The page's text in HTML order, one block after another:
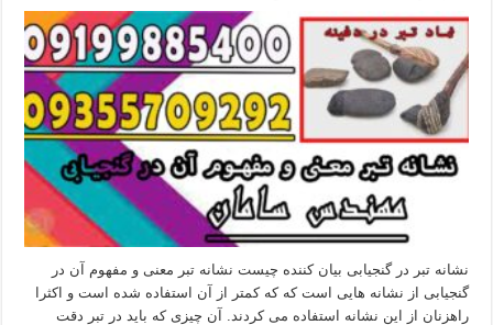
نشانه تبر در گنجیابی بیان کننده چیست نشانه تبر معنی و مفهوم آن در
گنجیابی از نشانه هایی است که که کمتر از آن استفاده شده است و اکثرا
راهزنان از این نشانه استفاده می کردند. آن چیزی که باید در تبر دقت